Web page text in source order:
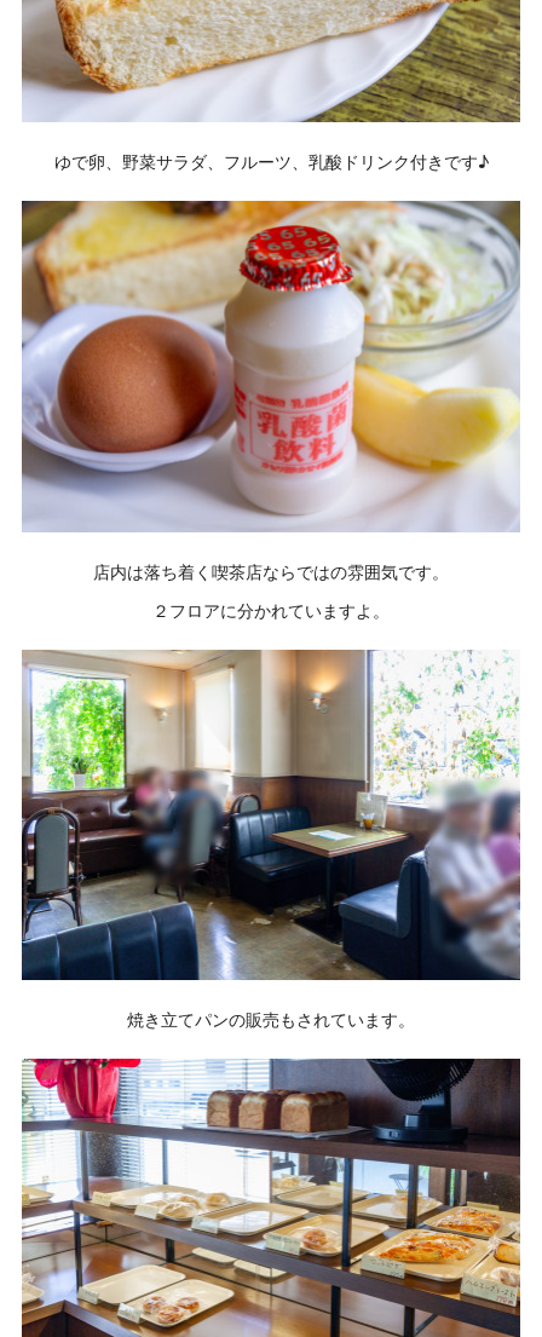
ゆで卵、野菜サラダ、フルーツ、乳酸ドリンク付きです♪
店内は落ち着く喫茶店ならではの雰囲気です。
２フロアに分かれていますよ。
焼き立てパンの販売もされています。